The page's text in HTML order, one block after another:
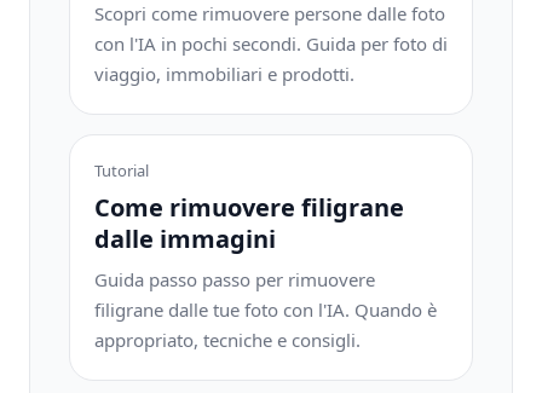
Scopri come rimuovere persone dalle foto
con l'IA in pochi secondi. Guida per foto di
viaggio, immobiliari e prodotti.
Tutorial
Come rimuovere filigrane
dalle immagini
Guida passo passo per rimuovere
filigrane dalle tue foto con l'IA. Quando è
appropriato, tecniche e consigli.